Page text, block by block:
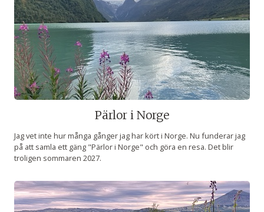
Pärlor i Norge
Jag vet inte hur många gånger jag har kört i Norge. Nu funderar jag
på att samla ett gäng "Pärlor i Norge" och göra en resa. Det blir
troligen sommaren 2027.